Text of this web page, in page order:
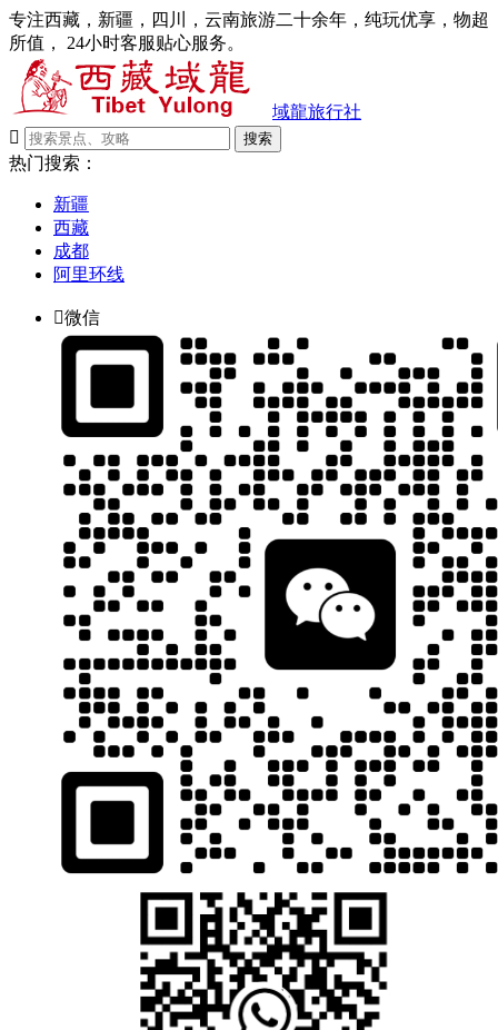
专注西藏，新疆，四川，云南旅游二十余年，纯玩优享，物超
所值， 24小时客服贴心服务。
域龍旅行社

搜索
热门搜索：
新疆
西藏
成都
阿里环线
微信